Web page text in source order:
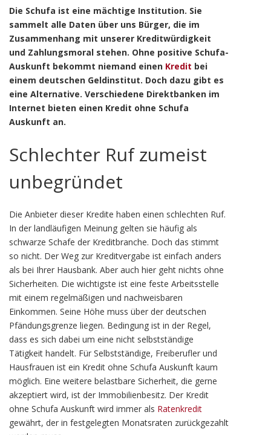
Die Schufa ist eine mächtige Institution. Sie
sammelt alle Daten über uns Bürger, die im
Zusammenhang mit unserer Kreditwürdigkeit
und Zahlungsmoral stehen. Ohne positive Schufa-
Auskunft bekommt niemand einen Kredit bei
einem deutschen Geldinstitut. Doch dazu gibt es
eine Alternative. Verschiedene Direktbanken im
Internet bieten einen Kredit ohne Schufa
Auskunft an.
Schlechter Ruf zumeist
unbegründet
Die Anbieter dieser Kredite haben einen schlechten Ruf.
In der landläufigen Meinung gelten sie häufig als
schwarze Schafe der Kreditbranche. Doch das stimmt
so nicht. Der Weg zur Kreditvergabe ist einfach anders
als bei Ihrer Hausbank. Aber auch hier geht nichts ohne
Sicherheiten. Die wichtigste ist eine feste Arbeitsstelle
mit einem regelmäßigen und nachweisbaren
Einkommen. Seine Höhe muss über der deutschen
Pfändungsgrenze liegen. Bedingung ist in der Regel,
dass es sich dabei um eine nicht selbstständige
Tätigkeit handelt. Für Selbstständige, Freiberufler und
Hausfrauen ist ein Kredit ohne Schufa Auskunft kaum
möglich. Eine weitere belastbare Sicherheit, die gerne
akzeptiert wird, ist der Immobilienbesitz. Der Kredit
ohne Schufa Auskunft wird immer als Ratenkredit
gewährt, der in festgelegten Monatsraten zurückgezahlt